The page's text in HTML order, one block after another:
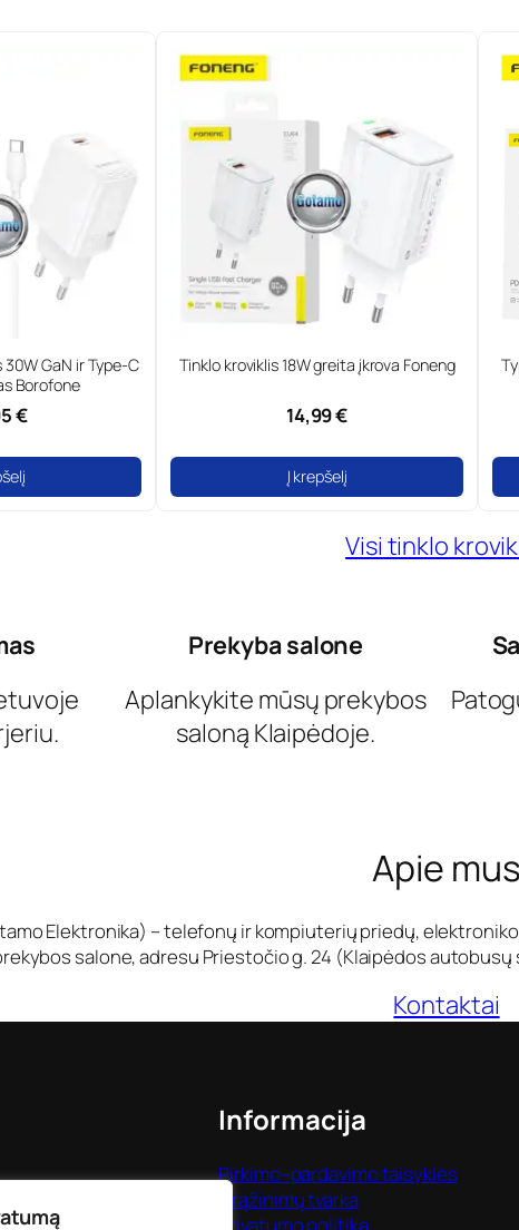
GaN ir Type-C
Borofone
€
Tinklo kroviklis 18W greita įkrova Foneng
14,99 €
Į krepšelį
Visi tinklo
Prekyba salone
Aplankykite mūsų prekybos
saloną Klaipėdoje.
Apie mus
Elektronika) – telefonų ir kompiuterių priedų,
salone, adresu Priestočio g. 24 (Klaipėdos
Kontaktai
Informacija
Pirkimo–pardavimo taisyklės
Grąžinimų tvarka
Privatumo politika